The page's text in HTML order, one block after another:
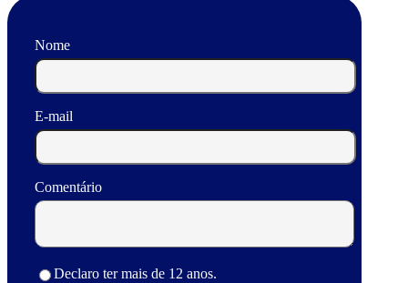
Nome
E-mail
Comentário
Declaro ter mais de 12 anos.